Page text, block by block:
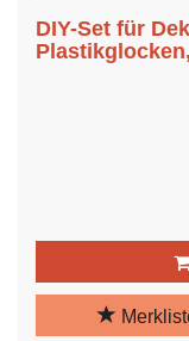
DIY-Set für